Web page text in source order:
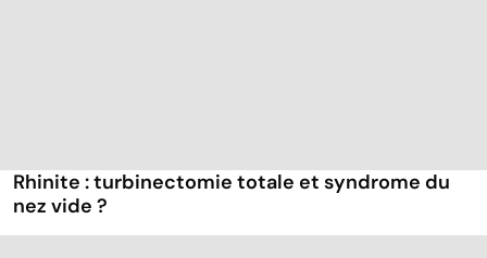
Rhinite : turbinectomie totale et syndrome du
nez vide ?